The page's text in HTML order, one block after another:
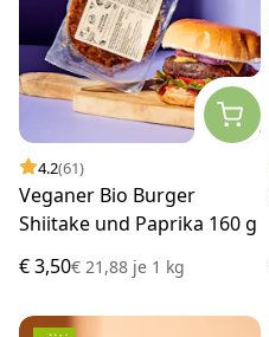
4.2(61)
Veganer Bio Burger
Shiitake und Paprika 160 g
€ 3,50€ 21,88 je 1 kg